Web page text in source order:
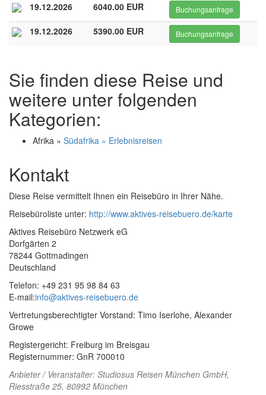
19.12.2026 6040.00 EUR Buchungsanfrage
19.12.2026 5390.00 EUR Buchungsanfrage
Sie finden diese Reise und
weitere unter folgenden
Kategorien:
Afrika » Südafrika » Erlebnisreisen
Kontakt
Diese Reise vermittelt Ihnen ein Reisebüro in Ihrer Nähe.
Reisebüroliste unter: http://www.aktives-reisebuero.de/karte
Aktives Reisebüro Netzwerk eG
Dorfgärten 2
78244 Gottmadingen
Deutschland
Telefon: +49 231 95 98 84 63
E-mail:info@aktives-reisebuero.de
Vertretungsberechtigter Vorstand: Timo Iserlohe, Alexander
Growe
Registergericht: Freiburg im Breisgau
Registernummer: GnR 700010
Anbieter / Veranstalter: Studiosus Reisen München GmbH,
Riesstraße 25, 80992 München